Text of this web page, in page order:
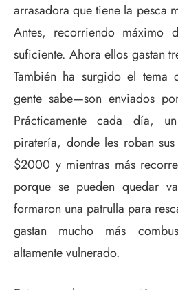
arrasadora que tiene la pesca
Antes, recorriendo máximo
suficiente. Ahora ellos gastan
También ha surgido el tema
gente sabe—son enviados
Prácticamente cada día,
piratería, donde les roban
$2000 y mientras más
porque se pueden quedar
formaron una patrulla para
gastan mucho más
altamente vulnerado.